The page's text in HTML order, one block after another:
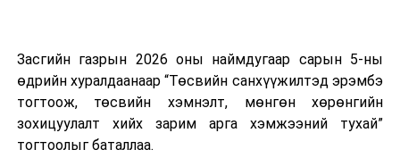
Шинэ хууль Францын зах зээлд үйлчилдэг гадаадын
дуудлагын төвүүдэд нөлөөлөхөөр байна. Тухайлбал,
Мароккогийн дуудлагын төвүүдийн орлогын 80 гаруй
хувь Францын зах зээлээс бүрддэг бөгөөд тус улсын
40–50 мянган ажлын байр эрсдэлд орж болзошгүйг
Засгийн газрын 2026 оны наймдугаар сарын 5-ны
өдрийн хуралдаанаар “Төсвийн санхүүжилтэд эрэмбэ
тогтоож, төсвийн хэмнэлт, мөнгөн хөрөнгийн
зохицуулалт хийх зарим арга хэмжээний тухай”
тогтоолыг баталлаа.